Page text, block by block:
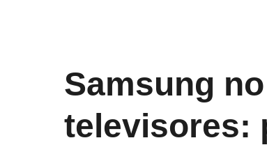
Samsung
televisores: